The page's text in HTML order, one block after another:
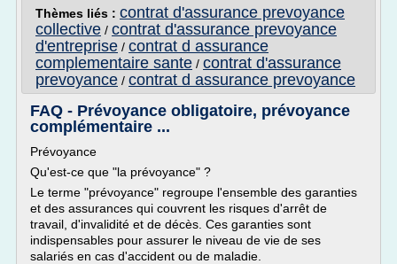
Thèmes liés : contrat d'assurance prevoyance
collective / contrat d'assurance prevoyance
d'entreprise / contrat d assurance
complementaire sante / contrat d'assurance
prevoyance / contrat d assurance prevoyance
FAQ - Prévoyance obligatoire, prévoyance
complémentaire ...
Prévoyance
Qu'est-ce que "la prévoyance" ?
Le terme "prévoyance" regroupe l'ensemble des garanties
et des assurances qui couvrent les risques d'arrêt de
travail, d'invalidité et de décès. Ces garanties sont
indispensables pour assurer le niveau de vie de ses
salariés en cas d'accident ou de maladie.